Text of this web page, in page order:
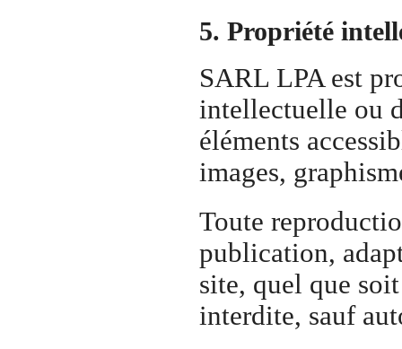
5. Propriété
SARL LPA est
intellectuelle ou
éléments
images,
Toute
publication,
site, quel que
interdite, sauf